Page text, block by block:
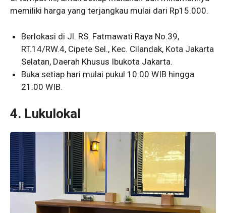
memiliki harga yang terjangkau mulai dari Rp15.000.
Berlokasi di Jl. RS. Fatmawati Raya No.39,
RT.14/RW.4, Cipete Sel., Kec. Cilandak, Kota Jakarta
Selatan, Daerah Khusus Ibukota Jakarta.
Buka setiap hari mulai pukul 10.00 WIB hingga
21.00 WIB.
4. Lukulokal